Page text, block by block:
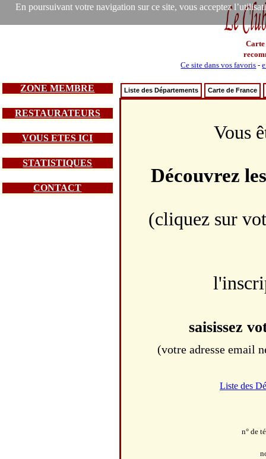
En poursuivant votre navigation sur ce site, vous acceptez
Carte
Ce site dans vos favoris -
ZONE MEMBRE
RESTAURATEURS
VOUS ETES ICI
STATISTIQUES
CONTACT
Liste des Départements Carte de France
Vous
Découvrez
(cliquez sur
saisissez
(votre adresse email
Liste des
n° de